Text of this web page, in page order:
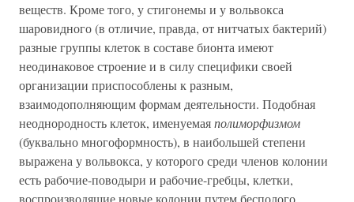
веществ. Кроме того, у стигонемы и у вольвокса
шаровидного (в отличие, правда, от нитчатых бактерий)
разные группы клеток в составе бионта имеют
неодинаковое строение и в силу специфики своей
организации приспособлены к разным,
взаимодополняющим формам деятельности. Подобная
неоднородность клеток, именуемаяполиморфизмом
(буквально многоформность), в наибольшей степени
выражена у вольвокса, у которого среди членов колонии
есть рабочие-поводыри и рабочие-гребцы, клетки,
воспроизводящие новые колонии путем бесполого